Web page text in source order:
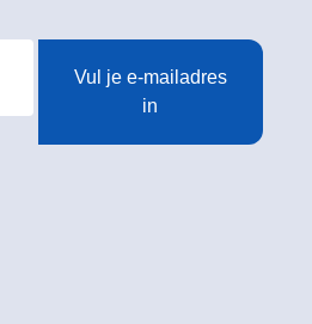
Vul je e-mailadres
in